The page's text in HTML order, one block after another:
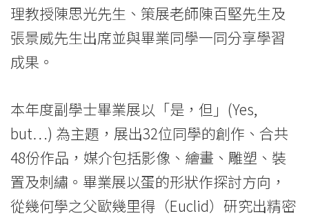
College
News
College
of
International
Education
理教授陳思光先生、策展老師陳百堅先生及
張景威先生出席並與畢業同學一同分享學習
成果。
本年度副學士畢業展以「是，但」(Yes,
but…) 為主題，展出32位同學的創作、合共
48份作品，媒介包括影像、繪畫、雕塑、裝
置及刺繡。畢業展以蛋的形狀作探討方向，
從幾何學之父歐幾里得（Euclid）研究出精密